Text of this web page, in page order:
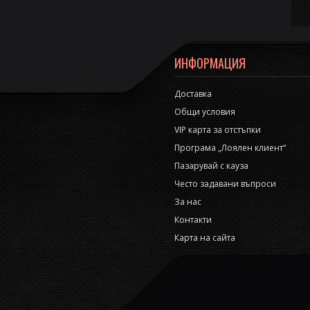
ИНФОРМАЦИЯ
Доставка
Общи условия
VIP карта за отстъпки
Програма „Лоялен клиент“
Пазарувай с кауза
Често задавани въпроси
За нас
Контакти
Карта на сайта